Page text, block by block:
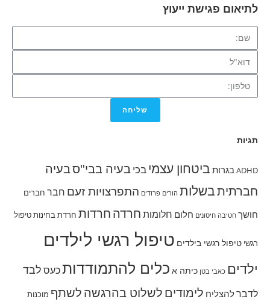
לתיאום פגישת ייעוץ
שליחה
תגיות
ADHDבגרותביטחון עצמיבכיבעיה בבי"סבעיה
חברתיתבשלות הורים פרודים התפרצויות זעם חבר חברים
חושך חטיבה חיסונים חלום חלומותחרדהחרדות חרדת בחינותטיפול
רגשי טיפול רגשי בילדים טיפול רגשי לילדים
ילדים כאבי בטן כיתה א כלים להתמודדותכעסלבד
לדברלהצליח לימודיםלשלוט בהרגשהלשתף מוכנות